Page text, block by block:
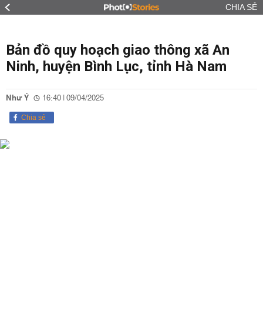
CHIA SẺ
Bản đồ quy hoạch giao thông xã An
Ninh, huyện Bình Lục, tỉnh Hà Nam
Như Ý 16:40 | 09/04/2025
Chia sẻ